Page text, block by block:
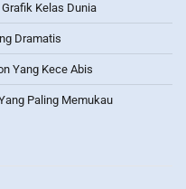
Kelas Dunia
Dramatis
Yang Kece Abis
Paling Memukau